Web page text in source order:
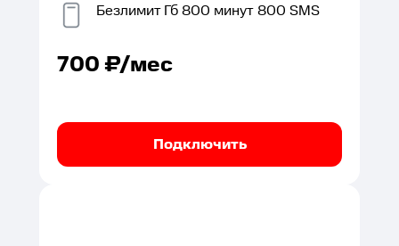
БезлимитГб800 минут800 SMS
700₽/мес
Подключить